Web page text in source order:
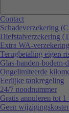
Contact
Schadeverzekering
Diefstalverzekering
Extra WA-verzekering
Terugbetaling eigen
Glas-banden-bodem-
Ongelimiteerde
Eerlijke tankregeling
24/7 noodnummer
Gratis annuleren tot
Geen